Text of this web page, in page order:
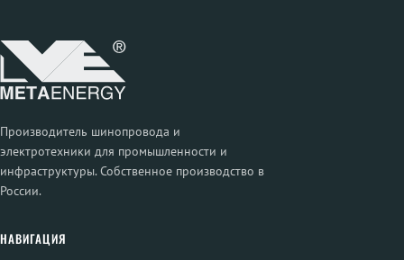
Производитель шинопровода и
электротехники для промышленности и
инфраструктуры. Собственное производство в
России.
НАВИГАЦИЯ